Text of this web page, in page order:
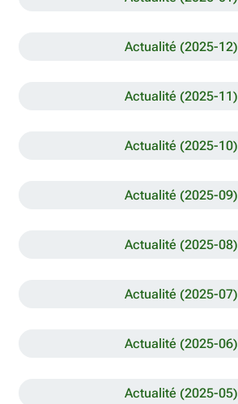
Actualité (2025-12)
Actualité (2025-11)
Actualité (2025-10)
Actualité (2025-09)
Actualité (2025-08)
Actualité (2025-07)
Actualité (2025-06)
Actualité (2025-05)